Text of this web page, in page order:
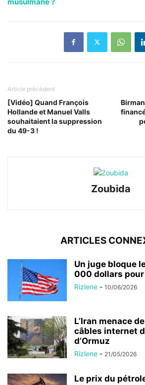
Article précédent
[Vidéo] Quand François
Hollande et Manuel Valls
souhaitaient la suppression
du 49-3 !
Zoubida
ARTICLES
Un juge bloque
000 dollars pour
Rizlene - 10/06/2026
L’Iran menace
câbles internet
d’Ormuz
Rizlene - 21/05/2026
Le prix du